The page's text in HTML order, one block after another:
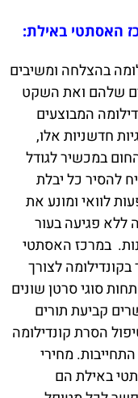
האסתטי באילת:
בהצלחה ומשיבים
שלהם ואת השקט
המבוצעים
חדשניות אלו,
במכשיר לגודל
להסיר כל יבלת
לוואי ומונע את
פגיעה בעור
במרכז האסתטי
לצורך
סוגי סרטן שונים
קביעת תורים
הסרת קונדילומה
מחירי
באילת הם